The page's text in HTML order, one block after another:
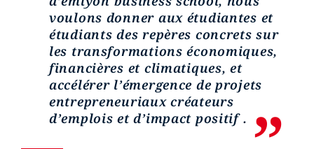
voulons donner aux étudiantes et
étudiants des repères concrets sur
les transformations économiques,
financières et climatiques, et
accélérer l’émergence de projets
entrepreneuriaux créateurs
d’emplois et d’impact positif .